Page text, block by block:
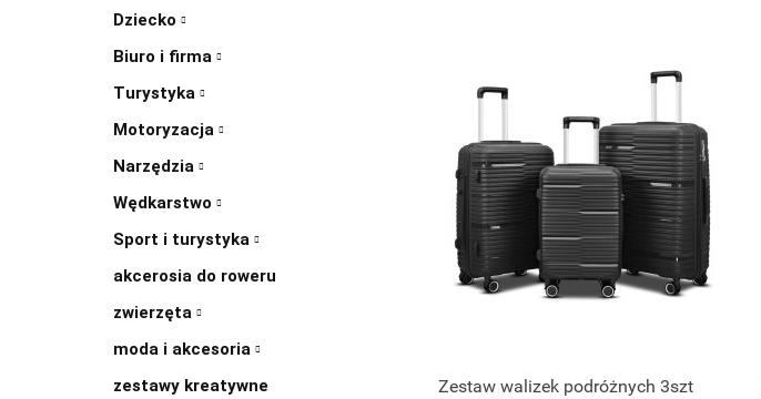
Dziecko
Biuro i firma
Turystyka
Motoryzacja
Narzędzia
Wędkarstwo
Sport i turystyka
akcerosia do roweru
zwierzęta
moda i akcesoria
zestawy kreatywne
Zestaw walizek podróżnych 3szt